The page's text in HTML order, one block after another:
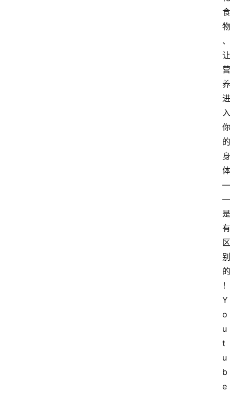
食
物
、
让
营
养
进
入
你
的
身
体
—
—
是
有
区
别
的
！
Y
o
u
t
u
b
e